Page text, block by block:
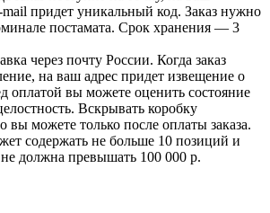
придет уникальный код. Заказ нужно
постамата. Срок хранения — 3
через почту России. Когда заказ
на ваш адрес придет извещение о
оплатой вы можете оценить состояние
Вскрывать коробку
вы можете только после оплаты заказа.
содержать не больше 10 позиций и
не должна превышать 100 000 р.